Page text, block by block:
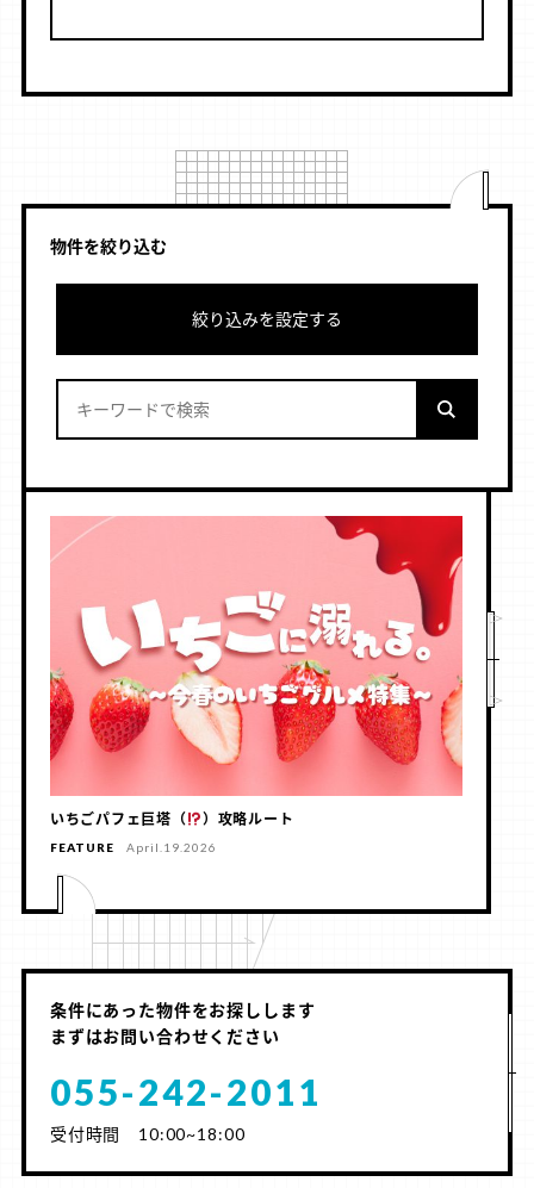
物件を絞り込む
絞り込みを設定する
いちごパフェ巨塔（ ）攻略ルート
FEATURE April.19.2026
条件にあった物件をお探しします
まずはお問い合わせください
055-242-2011
受付時間 10:00~18:00